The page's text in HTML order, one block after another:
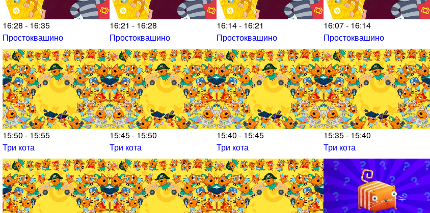
16:28 - 16:35
Простоквашино
16:21 - 16:28
Простоквашино
16:14 - 16:21
Простоквашино
16:07 - 16:14
Простоквашино
15:50 - 15:55
Три кота
15:45 - 15:50
Три кота
15:40 - 15:45
Три кота
15:35 - 15:40
Три кота